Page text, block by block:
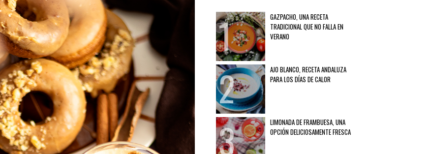
GAZPACHO, UNA RECETA
TRADICIONAL QUE NO FALLA EN
VERANO
AJO BLANCO, RECETA ANDALUZA
PARA LOS DÍAS DE CALOR
LIMONADA DE FRAMBUESA, UNA
OPCIÓN DELICIOSAMENTE FRESCA